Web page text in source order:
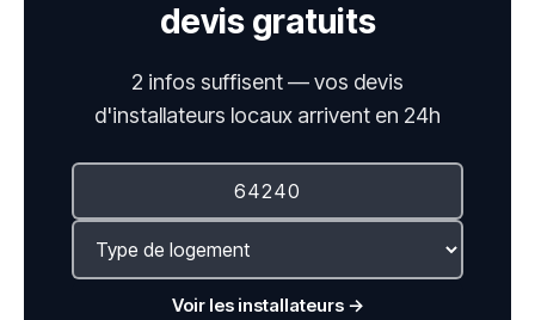
devis gratuits
2 infos suffisent — vos devis
d'installateurs locaux arrivent en 24h
Voir les installateurs →